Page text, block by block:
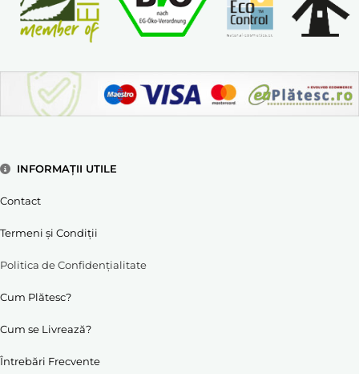
INFORMAȚII UTILE
Contact
Termeni și Condiții
Politica de Confidențialitate
Cum Plătesc?
Cum se Livrează?
Întrebări Frecvente